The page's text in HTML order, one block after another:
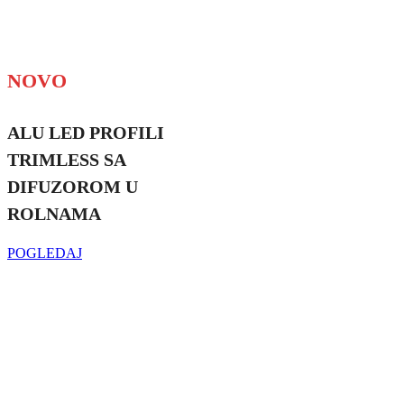
NOVO
ALU LED PROFILI
TRIMLESS SA
DIFUZOROM U
ROLNAMA
POGLEDAJ